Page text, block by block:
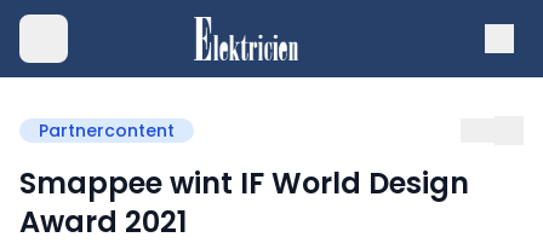
Partnercontent
Smappee wint IF World Design
Award 2021